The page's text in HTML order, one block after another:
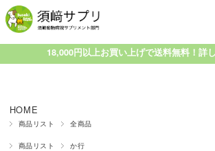
18,000円以上お買い上げで送料無料！詳
HOME
商品リスト 全商品
商品リスト か行